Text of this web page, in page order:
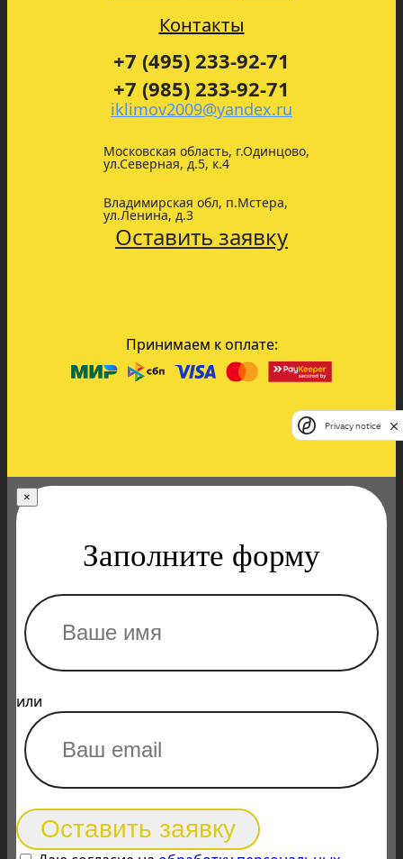
Контакты
+7 (495) 233-92-71
+7 (985) 233-92-71
iklimov2009@yandex.ru
Московская область, г.Одинцово,
ул.Северная, д.5, к.4
Владимирская обл, п.Мстера,
ул.Ленина, д.3
Оставить заявку
Принимаем к оплате:
×
Заполните форму
или
Оставить заявку
Privacy notice